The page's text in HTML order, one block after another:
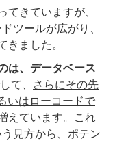
てきていますが、
ツールが広がり、
きました。
は、データベース
て、
さらにその先
いはローコードで
えています。これ
見方から、ポテン